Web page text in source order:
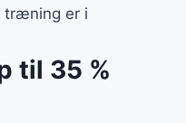
træning er i
til 35 %